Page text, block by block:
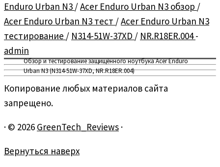
Обзор и тестирование защищённого ноутбука Acer Enduro
Urban N3 (N314-51W-37XD, NR.R18ER.004)
Enduro Urban N3 /Acer Enduro Urban N3 обзор /
Acer Enduro Urban N3 тест /Acer Enduro Urban N3
тестирование / N314-51W-37XD / NR.R18ER.004-
admin
Копирование любых материалов сайта
запрещено.
· © 2026 GreenTech_Reviews ·
Вернуться наверх